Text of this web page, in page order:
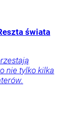
świata
nie tylko kilka